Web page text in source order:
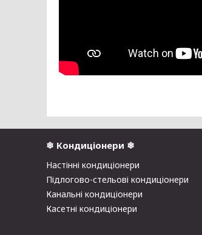
❄ Кондиціонери ❄
Настінні кондиціонери
Підлогово-стельові кондиціонери
Канальні кондиціонери
Касетні кондиціонери